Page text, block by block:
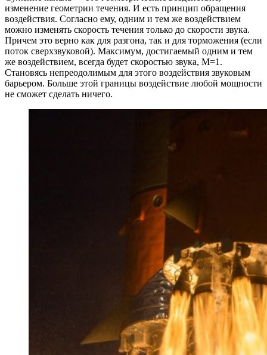
изменение геометрии течения. И есть принцип обращения
воздействия. Согласно ему, одним и тем же воздействием
можно изменять скорость течения только до скорости звука.
Причем это верно как для разгона, так и для торможения (если
поток сверхзвуковой). Максимум, достигаемый одним и тем
же воздействием, всегда будет скоростью звука, М=1.
Становясь непреодолимым для этого воздействия звуковым
барьером. Больше этой границы воздействие любой мощности
не сможет сделать ничего.